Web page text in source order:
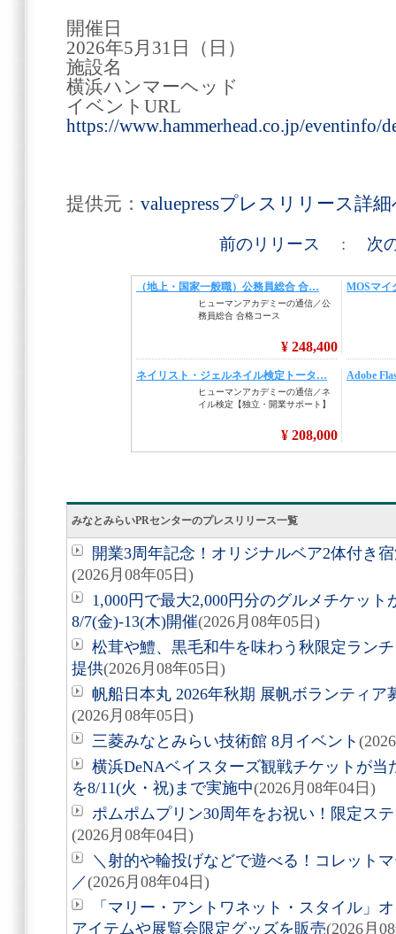
開催日
2026年5月31日（日）
施設名
横浜ハンマーヘッド
イベントURL
https://www.hammerhead.co.jp/eventinfo/
提供元： valuepressプレスリリース詳
前のリリース : 次
みなとみらいPRセンターのプレスリリース一覧
開業3周年記念！オリジナルベア2体付き
(2026月08年05日)
1,000円で最大2,000円分のグルメチケッ
8/7(金)-13(木)開催(2026月08年05日)
松茸や鱧、黒毛和牛を味わう秋限定ラン
提供(2026月08年05日)
帆船日本丸 2026年秋期 展帆ボランティア
(2026月08年05日)
三菱みなとみらい技術館 8月イベント
横浜DeNAベイスターズ観戦チケットが
を8/11(火・祝)まで実施中(2026月08年04日)
ポムポムプリン30周年をお祝い！限定ス
(2026月08年04日)
＼射的や輪投げなどで遊べる！コレット
／(2026月08年04日)
「マリー・アントワネット・スタイル」
アイテムや展覧会限定グッズを販売(2026月